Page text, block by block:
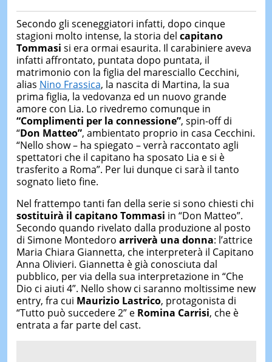
Secondo gli sceneggiatori infatti, dopo cinque
stagioni molto intense, la storia del capitano
Tommasi si era ormai esaurita. Il carabiniere aveva
infatti affrontato, puntata dopo puntata, il
matrimonio con la figlia del maresciallo Cecchini,
alias Nino Frassica, la nascita di Martina, la sua
prima figlia, la vedovanza ed un nuovo grande
amore con Lia. Lo rivedremo comunque in
“Complimenti per la connessione”, spin-off di
“Don Matteo”, ambientato proprio in casa Cecchini.
“Nello show – ha spiegato – verrà raccontato agli
spettatori che il capitano ha sposato Lia e si è
trasferito a Roma”. Per lui dunque ci sarà il tanto
sognato lieto fine.
Nel frattempo tanti fan della serie si sono chiesti chi
sostituirà il capitano Tommasi in “Don Matteo”.
Secondo quando rivelato dalla produzione al posto
di Simone Montedoro arriverà una donna: l’attrice
Maria Chiara Giannetta, che interpreterà il Capitano
Anna Olivieri. Giannetta è già conosciuta dal
pubblico, per via della sua interpretazione in “Che
Dio ci aiuti 4”. Nello show ci saranno moltissime new
entry, fra cui Maurizio Lastrico, protagonista di
“Tutto può succedere 2” e Romina Carrisi, che è
entrata a far parte del cast.